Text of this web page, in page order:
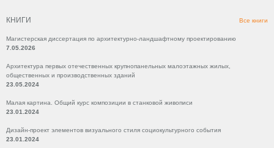
КНИГИ Все книги
Магистерская диссертация по архитектурно-ландшафтному проектированию
7.05.2026
Архитектура первых отечественных крупнопанельных малоэтажных жилых,
общественных и производственных зданий
23.05.2024
Малая картина. Общий курс композиции в станковой живописи
23.01.2024
Дизайн-проект элементов визуального стиля социокультурного события
23.01.2024